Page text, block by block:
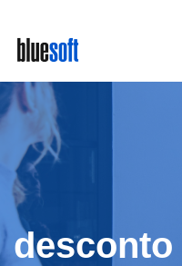
main
content
desconto